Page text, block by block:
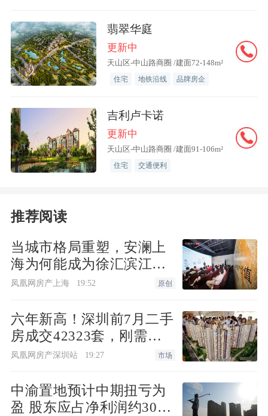
翡翠华庭
更新中
天山区-中山路商圈 /建面72-148m²
住宅 地铁沿线 品牌房企
吉利卢卡诺
更新中
天山区-中山路商圈 /建面91-106m²
住宅 交通便利
推荐阅读
当城市格局重塑，安澜上
海为何能成为徐汇滨江承
接“新质生产力”的人居锚
凤凰网房产上海 19:52 原创
六年新高！深圳前7月二手
房成交42323套，刚需刚
改撑起"量的回归"
凤凰网房产深圳站 19:27 市场
中渝置地预计中期扭亏为
盈 股东应占净利润约3000